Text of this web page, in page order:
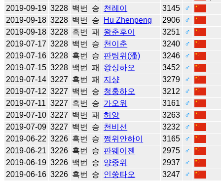
2019-09-19 3228 백번 승 천레이 3145
♂
2019-09-18 3228 백번 승 Hu Zhenpeng 2906
♂
2019-09-18 3228 흑번 패 왕춘후이 3251
♂
2019-07-17 3228 백번 승 천이춘 3240
♂
2019-07-16 3228 흑번 승 판팅위(潘) 3246
♂
2019-07-15 3228 백번 패 왕싱하오 3452
♂
2019-07-14 3227 흑번 패 지샹 3279
♂
2019-07-12 3227 백번 승 청훙하오 3212
♂
2019-07-11 3227 흑번 승 가오위 3161
♂
2019-07-10 3227 백번 패 허양 3263
♂
2019-07-09 3227 백번 승 천비선 3232
♂
2019-06-22 3226 흑번 승 쩡위안하이 3165
♂
2019-06-21 3226 흑번 승 판웨이젠 2975
♂
2019-06-19 3226 백번 승 양중위 2937
♂
2019-06-16 3226 흑번 승 인쑹타오 3247
♂